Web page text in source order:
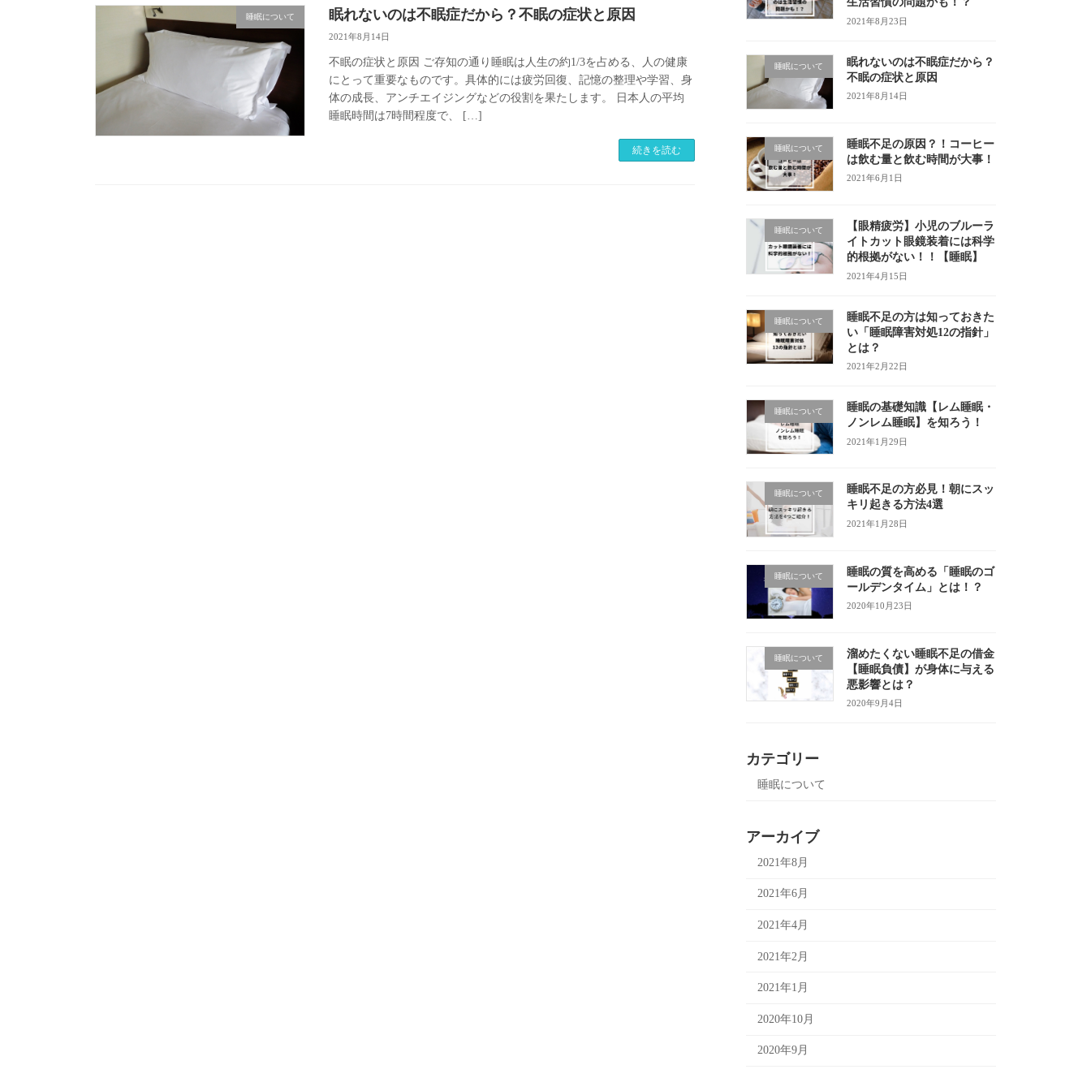
睡眠について 眠れないのは不眠症だから？不眠の症状と原因
2021年8月14日
不眠の症状と原因 ご存知の通り睡眠は人生の約1/3を占める、人の健康
にとって重要なものです。具体的には疲労回復、記憶の整理や学習、身
体の成長、アンチエイジングなどの役割を果たします。 日本人の平均
睡眠時間は7時間程度で、 […]
続きを読む
2021年8月23日
睡眠について
眠れないのは不眠症だから？
不眠の症状と原因
2021年8月14日
睡眠について
睡眠不足の原因？！コーヒー
は飲む量と飲む時間が大事！
2021年6月1日
睡眠について
【眼精疲労】小児のブルーラ
イトカット眼鏡装着には科学
的根拠がない！！【睡眠】
2021年4月15日
睡眠について
睡眠不足の方は知っておきた
い「睡眠障害対処12の指針」
とは？
2021年2月22日
睡眠について
睡眠の基礎知識【レム睡眠・
ノンレム睡眠】を知ろう！
2021年1月29日
睡眠について
睡眠不足の方必見！朝にスッ
キリ起きる方法4選
2021年1月28日
睡眠について
睡眠の質を高める「睡眠のゴ
ールデンタイム」とは！？
2020年10月23日
睡眠について
溜めたくない睡眠不足の借金
【睡眠負債】が身体に与える
悪影響とは？
2020年9月4日
カテゴリー
睡眠について
アーカイブ
2021年8月
2021年6月
2021年4月
2021年2月
2021年1月
2020年10月
2020年9月